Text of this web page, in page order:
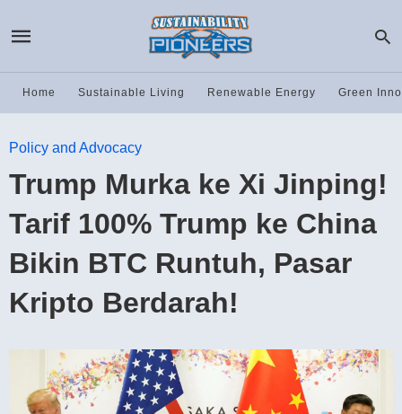
Home Sustainable Living Renewable Energy Green
Policy and Advocacy
Trump Murka ke Xi Jinping!
Tarif 100% Trump ke China
Bikin BTC Runtuh, Pasar
Kripto Berdarah!